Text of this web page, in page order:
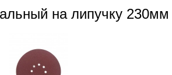
230мм
на липучку 230мм